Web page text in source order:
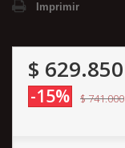
Imprimir
$ 629.850
-15% $ 741.000